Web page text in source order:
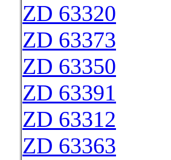
ZD 63320
ZD 63373
ZD 63350
ZD 63391
ZD 63312
ZD 63363